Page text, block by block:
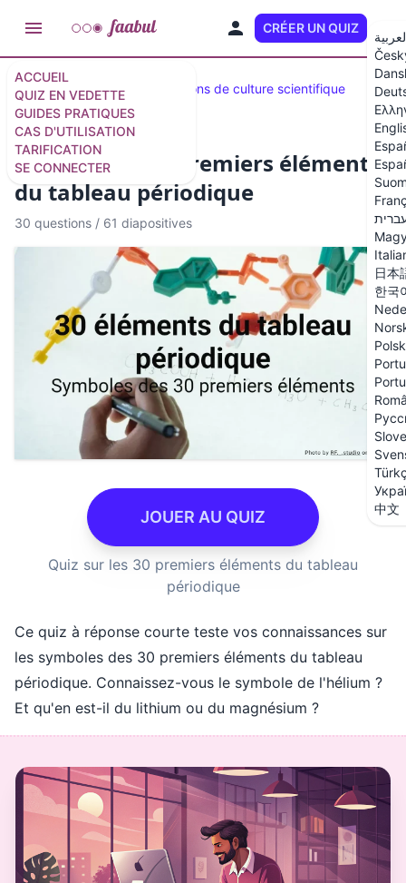
ACCUEIL
QUIZ EN VEDETTE
GUIDES PRATIQUES
CAS D'UTILISATION
TARIFICATION
SE CONNECTER
CRÉER UN QUIZ
日本
한국
中文
Quiz en vedette 50 questions de culture scientifique
Quiz sur les 30 premiers éléments
du tableau périodique
30 questions / 61 diapositives
JOUER AU QUIZ
Quiz sur les 30 premiers éléments du tableau
périodique
Ce quiz à réponse courte teste vos connaissances sur
les symboles des 30 premiers éléments du tableau
périodique. Connaissez-vous le symbole de l'hélium ?
Et qu'en est-il du lithium ou du magnésium ?